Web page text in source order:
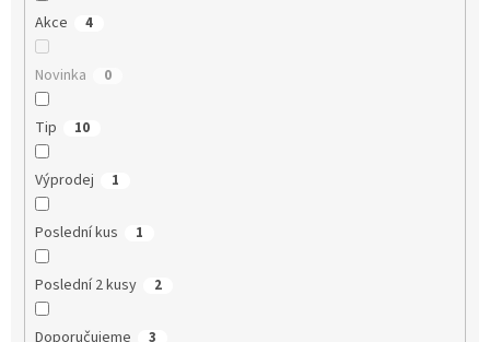
Akce 4
Novinka 0
Tip 10
Výprodej 1
Poslední kus 1
Poslední 2 kusy 2
3